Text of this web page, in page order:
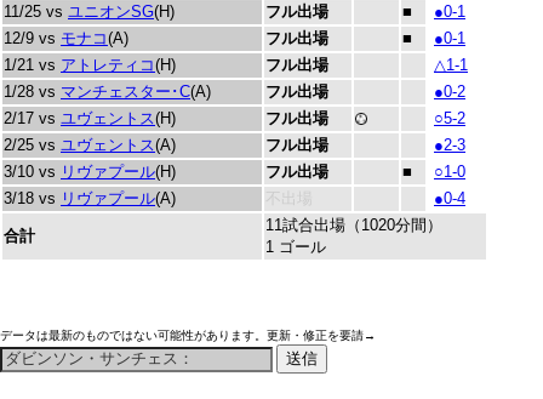
11/25 vs ユニオンSG(H) フル出場 ■
●0-1
12/9 vs モナコ(A) フル出場 ■
●0-1
1/21 vs アトレティコ(H) フル出場
△1-1
1/28 vs マンチェスター･C(A) フル出場
●0-2
2/17 vs ユヴェントス(H) フル出場
○5-2
2/25 vs ユヴェントス(A) フル出場
●2-3
3/10 vs リヴァプール(H) フル出場 ■
○1-0
3/18 vs リヴァプール(A) 不出場 ●0-4
合計
11試合出場（1020分間）
1 ゴール
データは最新のものではない可能性があります。更新・修正を要請→